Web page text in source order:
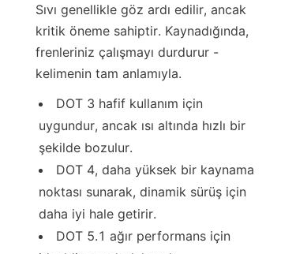
Sıvı genellikle göz ardı edilir, ancak
kritik öneme sahiptir. Kaynadığında,
frenleriniz çalışmayı durdurur -
kelimenin tam anlamıyla.
DOT 3 hafif kullanım için
uygundur, ancak ısı altında hızlı bir
şekilde bozulur.
DOT 4, daha yüksek bir kaynama
noktası sunarak, dinamik sürüş için
daha iyi hale getirir.
DOT 5.1 ağır performans için